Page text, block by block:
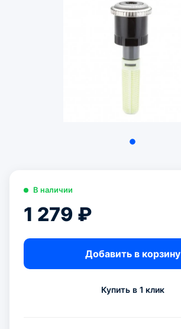
В наличии
1 279 ₽
Добавить в корзину
Купить в 1 клик